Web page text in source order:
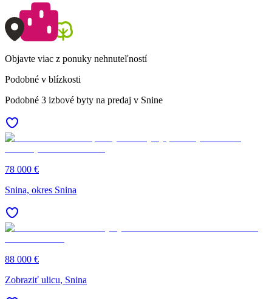
Objavte viac z ponuky nehnuteľností
Podobné v blízkosti
Podobné 3 izbové byty na predaj v Snine
78 000 €
Snina, okres Snina
88 000 €
Zobraziť ulicu, Snina